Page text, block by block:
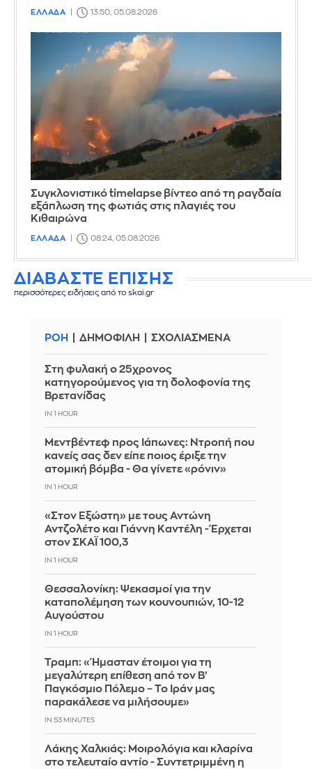
ΕΛΛΑΔΑ 13:50, 05.08.2026
Συγκλονιστικό timelapse βίντεο από τη ραγδαία
εξάπλωση της φωτιάς στις πλαγιές του
Κιθαιρώνα
ΕΛΛΑΔΑ 08:24, 05.08.2026
ΔΙΑΒΑΣΤΕ ΕΠΙΣΗΣ
περισσότερες ειδήσεις από το skai.gr
ΡΟΗ ΔΗΜΟΦΙΛΗ ΣΧΟΛΙΑΣΜΕΝΑ
Στη φυλακή ο 25χρονος
κατηγορούμενος για τη δολοφονία της
Βρετανίδας
IN 1 HOUR
Μεντβέντεφ προς Ιάπωνες: Ντροπή που
κανείς σας δεν είπε ποιος έριξε την
ατομική βόμβα - Θα γίνετε «ρόνιν»
IN 1 HOUR
«Στον Εξώστη» με τους Αντώνη
Αντζολέτο και Γιάννη Καντέλη - Έρχεται
στον ΣΚΑΪ 100,3
IN 1 HOUR
Θεσσαλονίκη: Ψεκασμοί για την
καταπολέμηση των κουνουπιών, 10-12
Αυγούστου
IN 1 HOUR
Τραμπ: «Ήμασταν έτοιμοι για τη
μεγαλύτερη επίθεση από τον Β’
Παγκόσμιο Πόλεμο – Το Ιράν μας
παρακάλεσε να μιλήσουμε»
IN 53 MINUTES
Λάκης Χαλκιάς: Mοιρολόγια και κλαρίνα
στο τελευταίο αντίο - Συντετριμμένη η